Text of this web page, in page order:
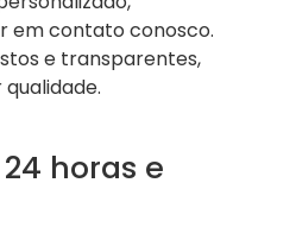
em contato conosco.
e transparentes,
horas e